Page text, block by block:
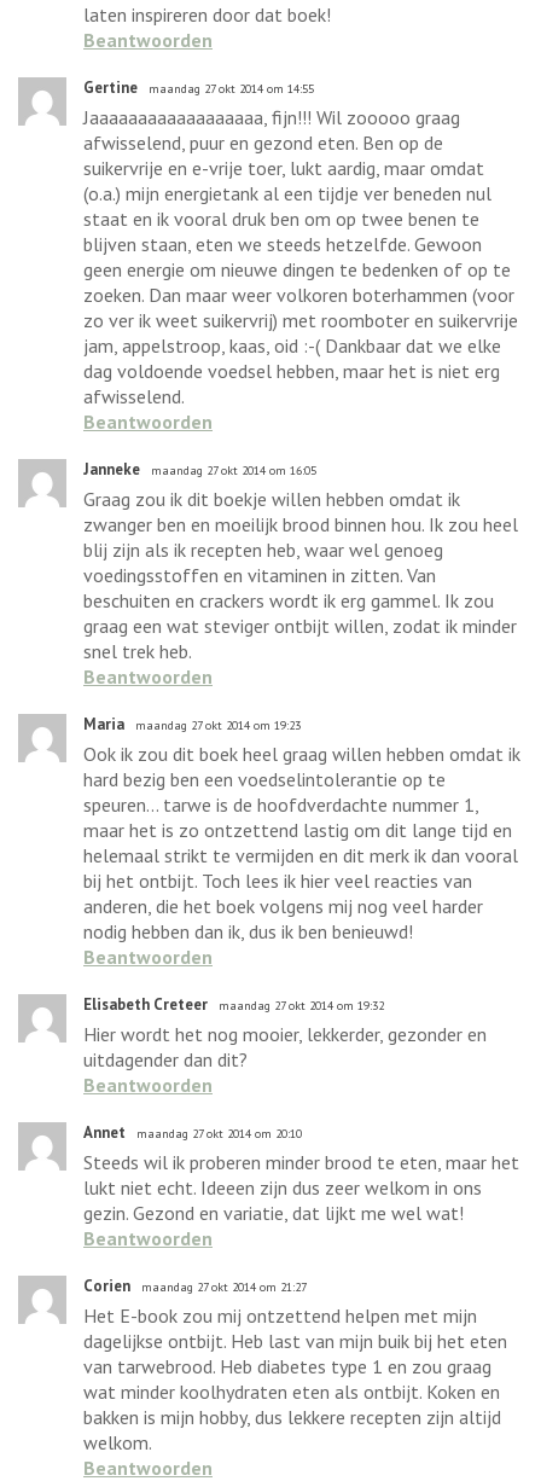
laten inspireren door dat boek!
Beantwoorden
Gertine maandag 27 okt 2014 om 14:55
Jaaaaaaaaaaaaaaaaaa, fijn!!! Wil zooooo graag
afwisselend, puur en gezond eten. Ben op de
suikervrije en e-vrije toer, lukt aardig, maar omdat
(o.a.) mijn energietank al een tijdje ver beneden nul
staat en ik vooral druk ben om op twee benen te
blijven staan, eten we steeds hetzelfde. Gewoon
geen energie om nieuwe dingen te bedenken of op te
zoeken. Dan maar weer volkoren boterhammen (voor
zo ver ik weet suikervrij) met roomboter en suikervrije
jam, appelstroop, kaas, oid :-( Dankbaar dat we elke
dag voldoende voedsel hebben, maar het is niet erg
afwisselend.
Beantwoorden
Janneke maandag 27 okt 2014 om 16:05
Graag zou ik dit boekje willen hebben omdat ik
zwanger ben en moeilijk brood binnen hou. Ik zou heel
blij zijn als ik recepten heb, waar wel genoeg
voedingsstoffen en vitaminen in zitten. Van
beschuiten en crackers wordt ik erg gammel. Ik zou
graag een wat steviger ontbijt willen, zodat ik minder
snel trek heb.
Beantwoorden
Maria maandag 27 okt 2014 om 19:23
Ook ik zou dit boek heel graag willen hebben omdat ik
hard bezig ben een voedselintolerantie op te
speuren... tarwe is de hoofdverdachte nummer 1,
maar het is zo ontzettend lastig om dit lange tijd en
helemaal strikt te vermijden en dit merk ik dan vooral
bij het ontbijt. Toch lees ik hier veel reacties van
anderen, die het boek volgens mij nog veel harder
nodig hebben dan ik, dus ik ben benieuwd!
Beantwoorden
Elisabeth Creteer maandag 27 okt 2014 om 19:32
Hier wordt het nog mooier, lekkerder, gezonder en
uitdagender dan dit?
Beantwoorden
Annet maandag 27 okt 2014 om 20:10
Steeds wil ik proberen minder brood te eten, maar het
lukt niet echt. Ideeen zijn dus zeer welkom in ons
gezin. Gezond en variatie, dat lijkt me wel wat!
Beantwoorden
Corien maandag 27 okt 2014 om 21:27
Het E-book zou mij ontzettend helpen met mijn
dagelijkse ontbijt. Heb last van mijn buik bij het eten
van tarwebrood. Heb diabetes type 1 en zou graag
wat minder koolhydraten eten als ontbijt. Koken en
bakken is mijn hobby, dus lekkere recepten zijn altijd
welkom.
Beantwoorden